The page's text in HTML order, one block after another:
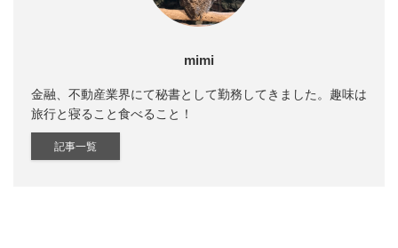
mimi
金融、不動産業界にて秘書として勤務してきました。趣味は
旅行と寝ること食べること！
記事一覧